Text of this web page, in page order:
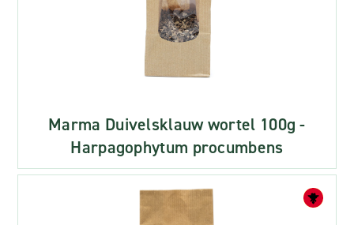
Marma Duivelsklauw wortel 100g -
Harpagophytum procumbens